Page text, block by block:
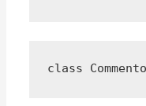
class